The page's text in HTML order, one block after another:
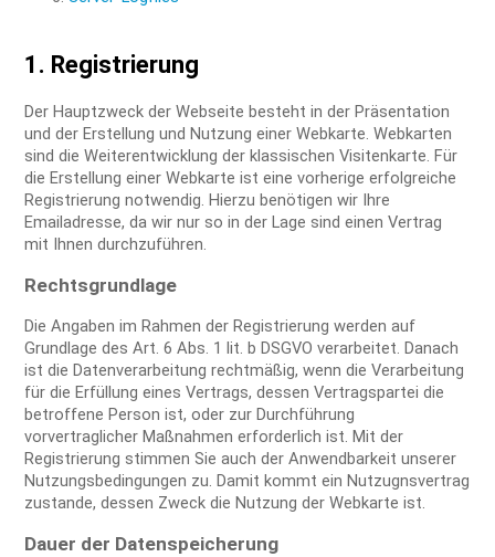
1. Registrierung
Der Hauptzweck der Webseite besteht in der Präsentation
und der Erstellung und Nutzung einer Webkarte. Webkarten
sind die Weiterentwicklung der klassischen Visitenkarte. Für
die Erstellung einer Webkarte ist eine vorherige erfolgreiche
Registrierung notwendig. Hierzu benötigen wir Ihre
Emailadresse, da wir nur so in der Lage sind einen Vertrag
mit Ihnen durchzuführen.
Rechtsgrundlage
Die Angaben im Rahmen der Registrierung werden auf
Grundlage des Art. 6 Abs. 1 lit. b DSGVO verarbeitet. Danach
ist die Datenverarbeitung rechtmäßig, wenn die Verarbeitung
für die Erfüllung eines Vertrags, dessen Vertragspartei die
betroffene Person ist, oder zur Durchführung
vorvertraglicher Maßnahmen erforderlich ist. Mit der
Registrierung stimmen Sie auch der Anwendbarkeit unserer
Nutzungsbedingungen zu. Damit kommt ein Nutzugnsvertrag
zustande, dessen Zweck die Nutzung der Webkarte ist.
Dauer der Datenspeicherung